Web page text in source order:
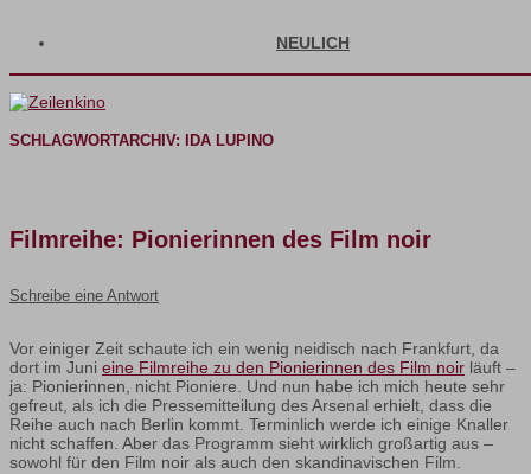
NEULICH
SCHLAGWORTARCHIV: IDA LUPINO
Filmreihe: Pionierinnen des Film noir
Schreibe eine Antwort
Vor einiger Zeit schaute ich ein wenig neidisch nach Frankfurt, da
dort im Juni eine Filmreihe zu den Pionierinnen des Film noir läuft –
ja: Pionierinnen, nicht Pioniere. Und nun habe ich mich heute sehr
gefreut, als ich die Pressemitteilung des Arsenal erhielt, dass die
Reihe auch nach Berlin kommt. Terminlich werde ich einige Knaller
nicht schaffen. Aber das Programm sieht wirklich großartig aus –
sowohl für den Film noir als auch den skandinavischen Film.